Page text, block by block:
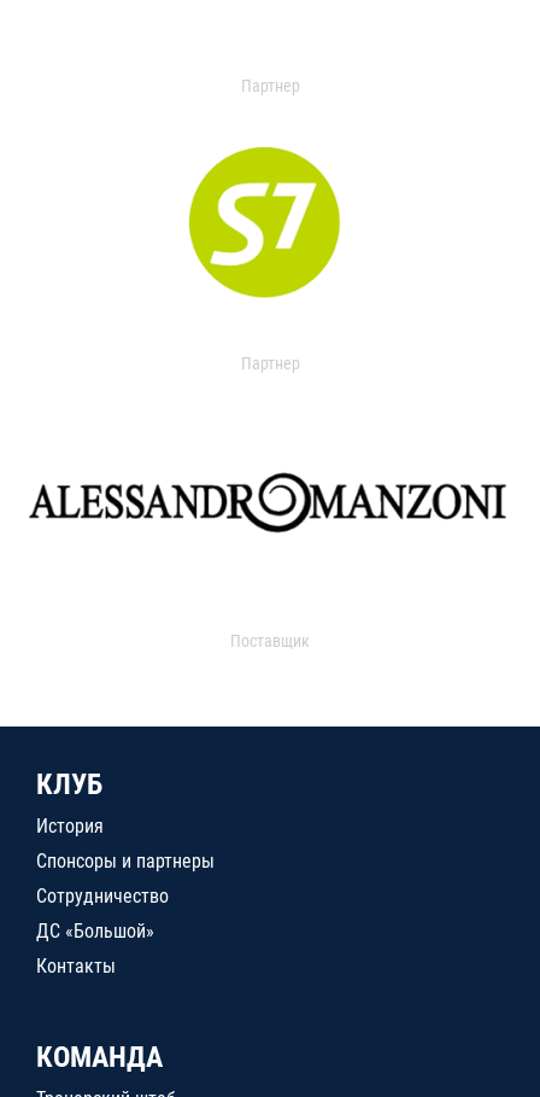
Партнер
Партнер
Поставщик
КЛУБ
История
Спонсоры и партнеры
Сотрудничество
ДС «Большой»
Контакты
КОМАНДА